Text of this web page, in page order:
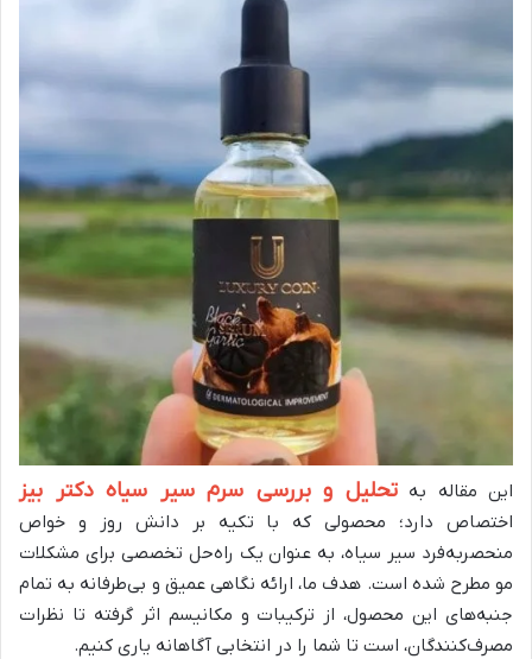
این مقاله بهتحلیل و بررسی سرم سیر سیاه دکتر بیز
اختصاص دارد؛ محصولی که با تکیه بر دانش روز و خواص
منحصربه‌فرد سیر سیاه، به عنوان یک راه‌حل تخصصی برای مشکلات
مو مطرح شده است. هدف ما، ارائه نگاهی عمیق و بی‌طرفانه به تمام
جنبه‌های این محصول، از ترکیبات و مکانیسم اثر گرفته تا نظرات
مصرف‌کنندگان، است تا شما را در انتخابی آگاهانه یاری کنیم.